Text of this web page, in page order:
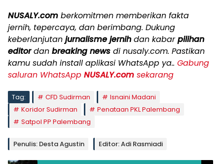
NUSALY.com berkomitmen memberikan fakta
jernih, tepercaya, dan berimbang. Dukung
keberlanjutan jurnalisme jernih dan kabarpilihan
editordan breaking news di nusaly.com. Pastikan
kamu sudah install aplikasi WhatsApp ya.. Gabung
saluran WhatsApp NUSALY.com sekarang
Tag: CFD Sudirman
Isnaini Madani
Koridor Sudirman
Penataan PKL Palembang
Satpol PP Palembang
Penulis: Desta Agustin Editor: Adi Rasmiadi